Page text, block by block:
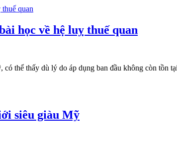
học về hệ luỵ thuế quan
thể thấy dù lý do áp dụng ban đầu không còn tồn
siêu giàu Mỹ